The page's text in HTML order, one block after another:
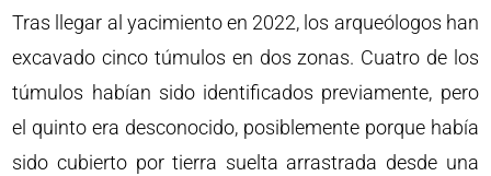
Tras llegar al yacimiento en 2022, los arqueólogos han
excavado cinco túmulos en dos zonas. Cuatro de los
túmulos habían sido identificados previamente, pero
el quinto era desconocido, posiblemente porque había
sido cubierto por tierra suelta arrastrada desde una